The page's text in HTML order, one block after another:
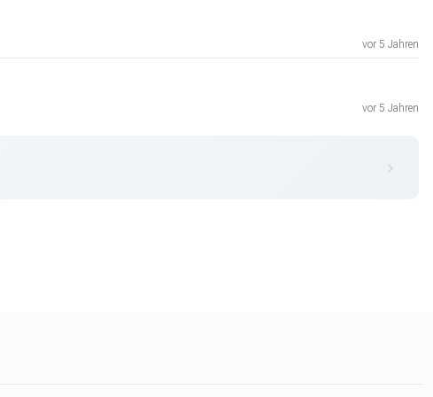
vor 5 Jahren
vor 5 Jahren